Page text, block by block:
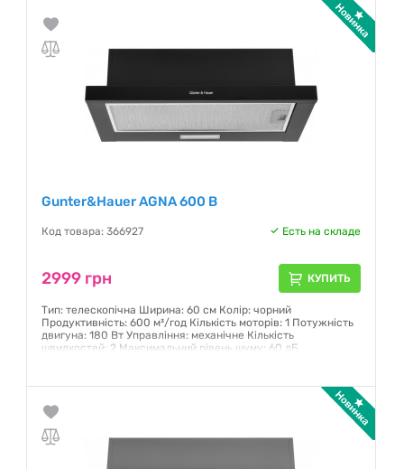
Gunter&Hauer AGNA 600 B
Код товара: 366927 Есть на складе
2999 грн КУПИТЬ
Тип: телескопічна Ширина: 60 см Колір: чорний
Продуктивність: 600 м³/год Кількість моторів: 1 Потужність
двигуна: 180 Вт Управління: механічне Кількість
швидкостей: 2 Максимальний рівень шуму: 60 дБ